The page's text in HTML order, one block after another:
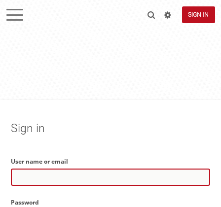
SIGN IN
Sign in
User name or email
Password